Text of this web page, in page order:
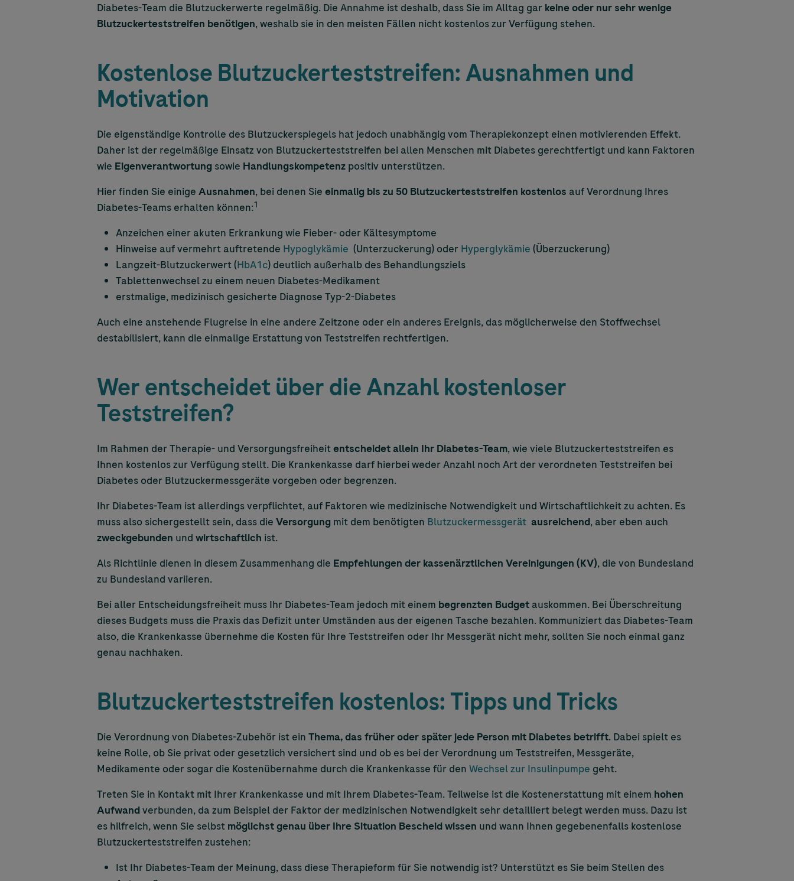
Diabetes-Team die Blutzuckerwerte regelmäßig. Die Annahme ist deshalb, dass Sie im Alltag gar keine oder nur sehr wenige
Blutzuckerteststreifen benötigen, weshalb sie in den meisten Fällen nicht kostenlos zur Verfügung stehen.
Kostenlose Blutzuckerteststreifen: Ausnahmen und
Motivation
Die eigenständige Kontrolle des Blutzuckerspiegels hat jedoch unabhängig vom Therapiekonzept einen motivierenden Effekt.
Daher ist der regelmäßige Einsatz von Blutzuckerteststreifen bei allen Menschen mit Diabetes gerechtfertigt und kann Faktoren
wie Eigenverantwortung sowie Handlungskompetenz positiv unterstützen.
Hier finden Sie einige Ausnahmen, bei denen Sie einmalig bis zu 50 Blutzuckerteststreifen kostenlos auf Verordnung Ihres
Diabetes-Teams erhalten können:1
Anzeichen einer akuten Erkrankung wie Fieber- oder Kältesymptome
Hinweise auf vermehrt auftretende Hypoglykämie (Unterzuckerung) oder Hyperglykämie (Überzuckerung)
Langzeit-Blutzuckerwert (HbA1c) deutlich außerhalb des Behandlungsziels
Tablettenwechsel zu einem neuen Diabetes-Medikament
erstmalige, medizinisch gesicherte Diagnose Typ-2-Diabetes
Auch eine anstehende Flugreise in eine andere Zeitzone oder ein anderes Ereignis, das möglicherweise den Stoffwechsel
destabilisiert, kann die einmalige Erstattung von Teststreifen rechtfertigen.
Wer entscheidet über die Anzahl kostenloser
Teststreifen?
Im Rahmen der Therapie- und Versorgungsfreiheitentscheidet allein Ihr Diabetes-Team, wie viele Blutzuckerteststreifen es
Ihnen kostenlos zur Verfügung stellt. Die Krankenkasse darf hierbei weder Anzahl noch Art der verordneten Teststreifen bei
Diabetes oder Blutzuckermessgeräte vorgeben oder begrenzen.
Ihr Diabetes-Team ist allerdings verpflichtet, auf Faktoren wie medizinische Notwendigkeit und Wirtschaftlichkeit zu achten. Es
muss also sichergestellt sein, dass die Versorgung mit dem benötigten Blutzuckermessgerät ausreichend, aber eben auch
zweckgebunden und wirtschaftlich ist.
Als Richtlinie dienen in diesem Zusammenhang die Empfehlungen der kassenärztlichen Vereinigungen (KV), die von Bundesland
zu Bundesland variieren.
Bei aller Entscheidungsfreiheit muss Ihr Diabetes-Team jedoch mit einem begrenzten Budget auskommen. Bei Überschreitung
dieses Budgets muss die Praxis das Defizit unter Umständen aus der eigenen Tasche bezahlen. Kommuniziert das Diabetes-Team
also, die Krankenkasse übernehme die Kosten für Ihre Teststreifen oder Ihr Messgerät nicht mehr, sollten Sie noch einmal ganz
genau nachhaken.
Blutzuckerteststreifen kostenlos: Tipps und Tricks
Die Verordnung von Diabetes-Zubehör ist ein Thema, das früher oder später jede Person mit Diabetes betrifft. Dabei spielt es
keine Rolle, ob Sie privat oder gesetzlich versichert sind und ob es bei der Verordnung um Teststreifen, Messgeräte,
Medikamente oder sogar die Kostenübernahme durch die Krankenkasse für den Wechsel zur Insulinpumpe geht.
Treten Sie in Kontakt mit Ihrer Krankenkasse und mit Ihrem Diabetes-Team. Teilweise ist die Kostenerstattung mit einem hohen
Aufwandverbunden, da zum Beispiel der Faktor der medizinischen Notwendigkeit sehr detailliert belegt werden muss. Dazu ist
es hilfreich, wenn Sie selbst möglichst genau über Ihre Situation Bescheid wissen und wann Ihnen gegebenenfalls kostenlose
Blutzuckerteststreifen zustehen:
Ist Ihr Diabetes-Team der Meinung, dass diese Therapieform für Sie notwendig ist? Unterstützt es Sie beim Stellen des